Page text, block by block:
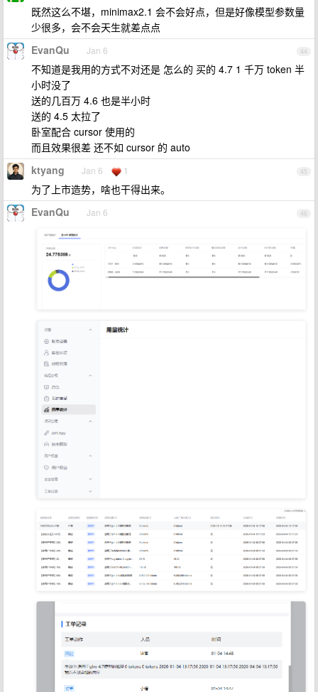
既然这么不堪，minimax2.1 会不会好点，但是好像模型参数量
少很多，会不会天生就差点点
44
EvanQu Jan 6
不知道是我用的方式不对还是 怎么的 买的 4.7 1 千万 token 半
小时没了
送的几百万 4.6 也是半小时
送的 4.5 太拉了
卧室配合 cursor 使用的
而且效果很差 还不如 cursor 的 auto
45
ktyang Jan 6 1
为了上市造势，啥也干得出来。
46
EvanQu Jan 6